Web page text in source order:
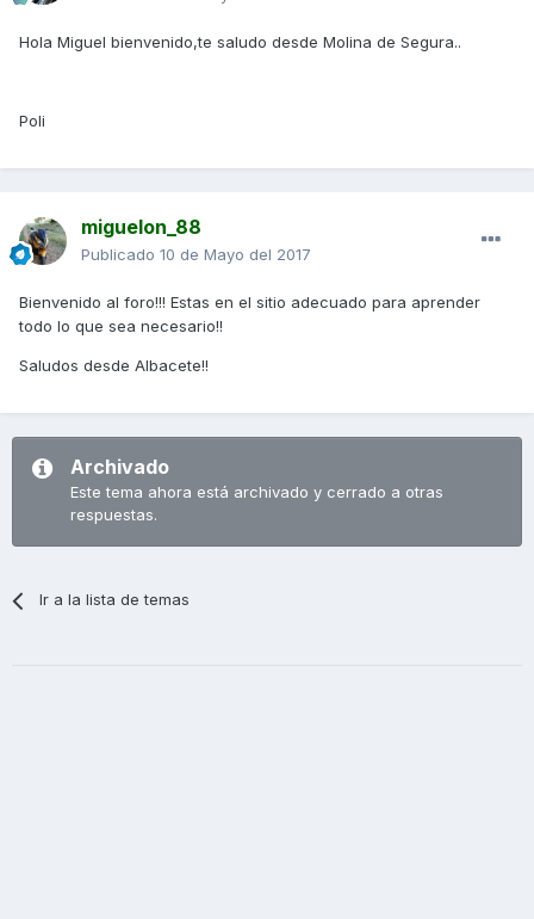
Hola Miguel bienvenido,te saludo desde Molina de Segura..
Poli
miguelon_88
Publicado 10 de Mayo del 2017
Bienvenido al foro!!! Estas en el sitio adecuado para aprender
todo lo que sea necesario!!
Saludos desde Albacete!!
Archivado
Este tema ahora está archivado y cerrado a otras
respuestas.
Ir a la lista de temas